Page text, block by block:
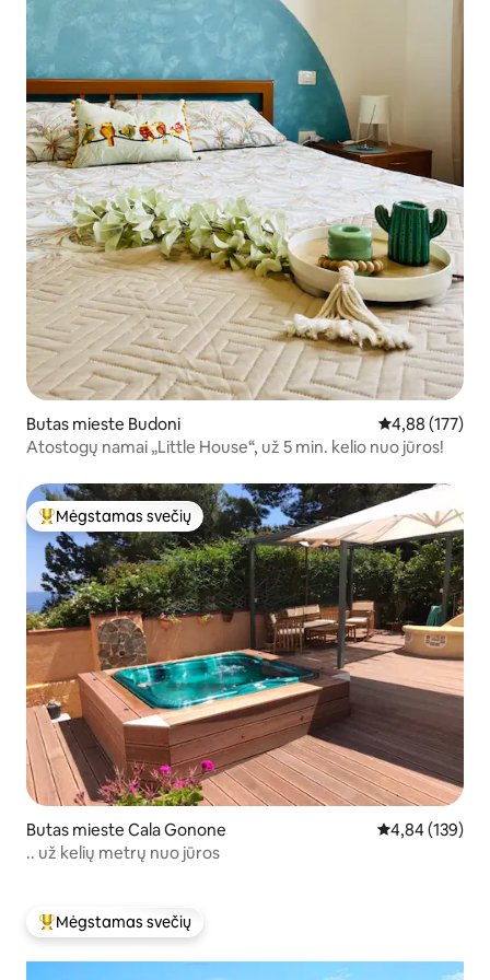
Butas mieste Budoni Vidutinis
4,88 (177)
Atostogų namai „Little House“, už 5 min. kelio nuo jūros!
Svečių mėgstamiausias
Mėgstamas svečių
Butas mieste Cala Gonone Vidutinis
4,84 (139)
.. už kelių metrų nuo jūros
Svečių mėgstamiausias
Mėgstamas svečių